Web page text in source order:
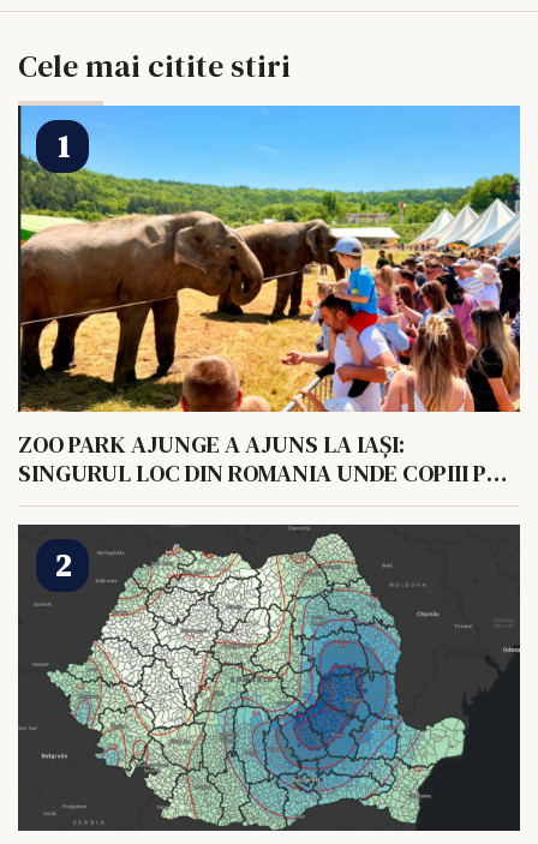
Cele mai citite stiri
ZOO PARK AJUNGE A AJUNS LA IAȘI:
SINGURUL LOC DIN ROMANIA UNDE COPIII POT
HRANI UN ELEFANT